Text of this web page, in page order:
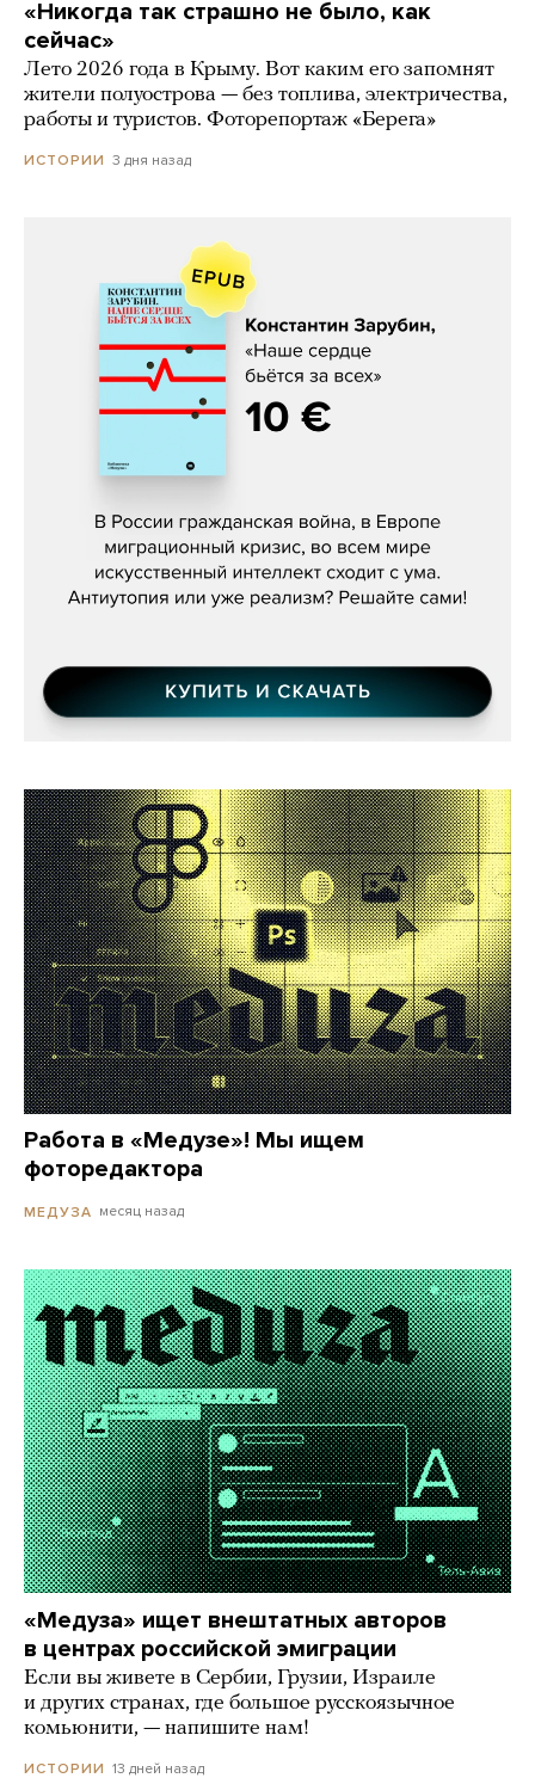
«Никогда так страшно не было, как
сейчас»
Лето 2026 года в Крыму. Вот каким его запомнят
жители полуострова — без топлива, электричества,
работы и туристов. Фоторепортаж «Берега»
ИСТОРИИ 3 дня назад
Константин Зарубин, «Наше сердце
Работа в «Медузе»! Мы ищем
фоторедактора
МЕДУЗА месяц назад
«Медуза» ищет внештатных авторов
в центрах российской эмиграции
Если вы живете в Сербии, Грузии, Израиле
и других странах, где большое русскоязычное
комьюнити, — напишите нам!
ИСТОРИИ 13 дней назад